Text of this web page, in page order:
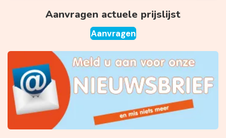
Aanvragen actuele prijslijst
Aanvragen